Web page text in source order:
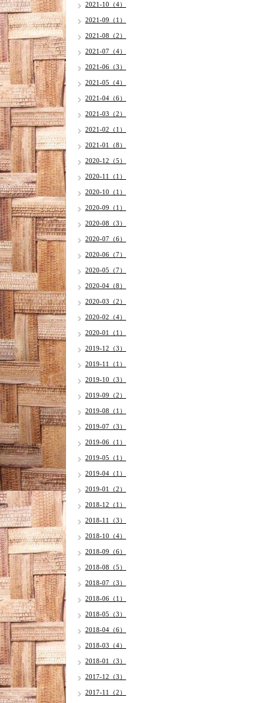
2021-10（4）
2021-09（1）
2021-08（2）
2021-07（4）
2021-06（3）
2021-05（4）
2021-04（6）
2021-03（2）
2021-02（1）
2021-01（8）
2020-12（5）
2020-11（1）
2020-10（1）
2020-09（1）
2020-08（3）
2020-07（6）
2020-06（7）
2020-05（7）
2020-04（8）
2020-03（2）
2020-02（4）
2020-01（1）
2019-12（3）
2019-11（1）
2019-10（3）
2019-09（2）
2019-08（1）
2019-07（3）
2019-06（1）
2019-05（1）
2019-04（1）
2019-01（2）
2018-12（1）
2018-11（3）
2018-10（4）
2018-09（6）
2018-08（5）
2018-07（3）
2018-06（1）
2018-05（3）
2018-04（6）
2018-03（4）
2018-01（3）
2017-12（3）
2017-11（2）